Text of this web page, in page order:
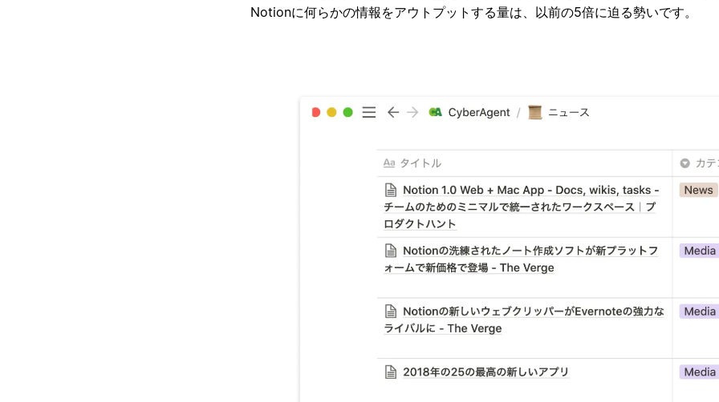
Notionに何らかの情報をアウトプットする量は、以前の5倍に迫る勢いです。